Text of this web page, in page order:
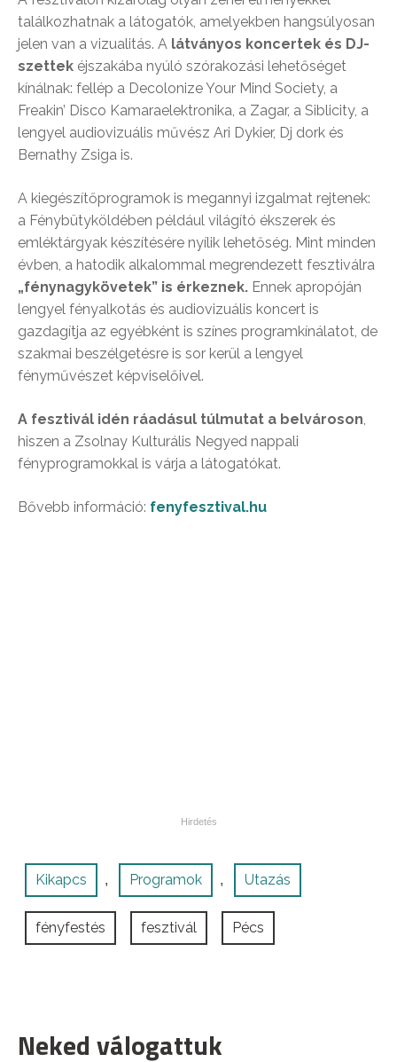
találkozhatnak a látogatók, amelyekben hangsúlyosan
jelen van a vizualitás. A látványos koncertek és DJ-
szettek éjszakába nyúló szórakozási lehetőséget
kínálnak: fellép a Decolonize Your Mind Society, a
Freakin’ Disco Kamaraelektronika, a Zagar, a Siblicity, a
lengyel audiovizuális művész Ari Dykier, Dj dork és
Bernathy Zsiga is.
A kiegészítőprogramok is megannyi izgalmat rejtenek:
a Fénybütyköldében például világító ékszerek és
emléktárgyak készítésére nyílik lehetőség. Mint minden
évben, a hatodik alkalommal megrendezett fesztiválra
„fénynagykövetek” is érkeznek. Ennek apropóján
lengyel fényalkotás és audiovizuális koncert is
gazdagítja az egyébként is színes programkínálatot, de
szakmai beszélgetésre is sor kerül a lengyel
fényművészet képviselőivel.
A fesztivál idén ráadásul túlmutat a belvároson
hiszen a Zsolnay Kulturális Negyed nappali
fényprogramokkal is várja a látogatókat.
Bővebb információ: fenyfesztival.hu
Kikapcs , Programok , Utazás
fényfestés fesztivál Pécs
Neked válogattuk